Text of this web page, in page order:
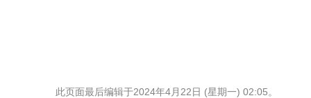
此页面最后编辑于2024年4月22日 (星期一) 02:05。